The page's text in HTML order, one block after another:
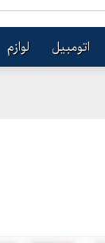
اتومبیل لوازم